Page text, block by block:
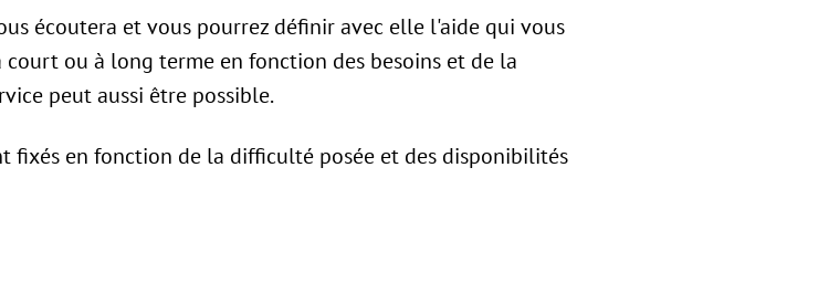
écoutera et vous pourrez définir avec elle l'aide qui vous
ou à long terme en fonction des besoins et de la
peut aussi être possible.
fixés en fonction de la difficulté posée et des disponibilités